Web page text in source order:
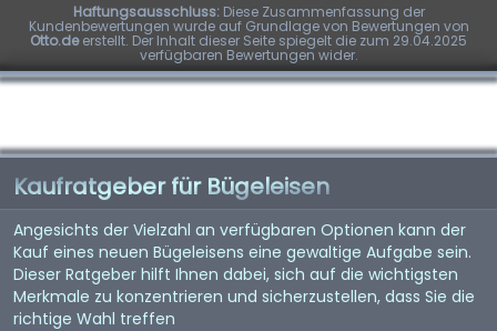
Haftungsausschluss:Diese Zusammenfassung der
Kundenbewertungen wurde auf Grundlage von Bewertungen von
Otto.deerstellt. Der Inhalt dieser Seite spiegelt die zum 29.04.2025
verfügbaren Bewertungen wider.
Kaufratgeber für Bügeleisen
Angesichts der Vielzahl an verfügbaren Optionen kann der
Kauf eines neuen Bügeleisens eine gewaltige Aufgabe sein.
Dieser Ratgeber hilft Ihnen dabei, sich auf die wichtigsten
Merkmale zu konzentrieren und sicherzustellen, dass Sie die
richtige Wahl treffen